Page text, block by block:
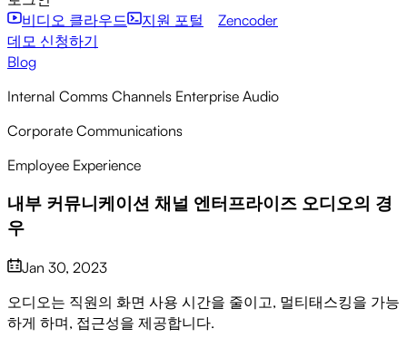
비디오 클라우드
지원 포털
Zencoder
데모 신청하기
Blog
Internal Comms Channels Enterprise Audio
Corporate Communications
Employee Experience
내부 커뮤니케이션 채널 엔터프라이즈 오디오의 경
우
Jan 30, 2023
오디오는 직원의 화면 사용 시간을 줄이고, 멀티태스킹을 가능
하게 하며, 접근성을 제공합니다.